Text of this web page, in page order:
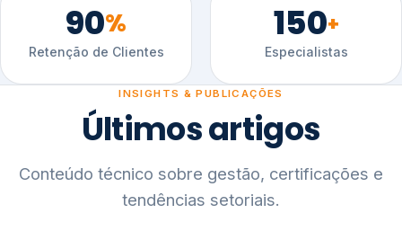
90%
Retenção de Clientes
150+
Especialistas
INSIGHTS & PUBLICAÇÕES
Últimos artigos
Conteúdo técnico sobre gestão, certificações e
tendências setoriais.